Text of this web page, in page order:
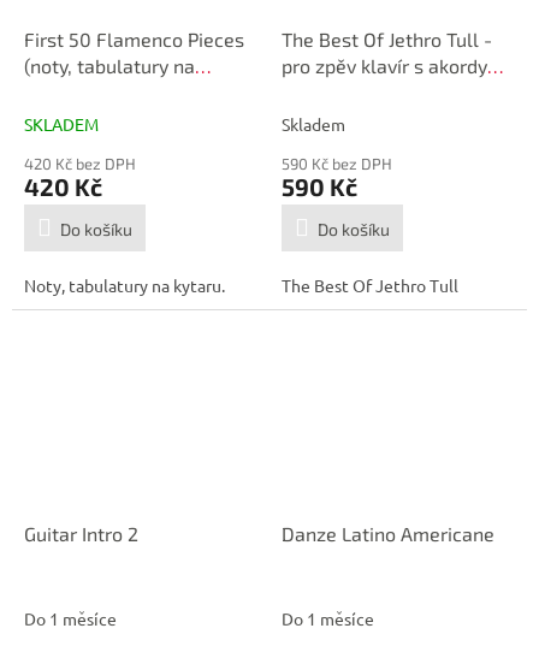
First 50 Flamenco Pieces
(noty, tabulatury na
SKLADEM
420 Kč bez DPH
420 Kč
Do košíku
Noty, tabulatury na kytaru.
The Best Of Jethro Tull -
pro zpěv klavír s akordy
Skladem
590 Kč bez DPH
590 Kč
Do košíku
The Best Of Jethro Tull
Guitar Intro 2
Do 1 měsíce
Danze Latino Americane
Do 1 měsíce